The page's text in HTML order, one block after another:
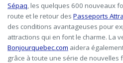
Sépaq, les quelques 600 nouveaux
route et le retour des Passeports
des conditions avantageuses pour
attractions qui en font le charme. La
Bonjourquebec.com aidera
grâce à toute une série de